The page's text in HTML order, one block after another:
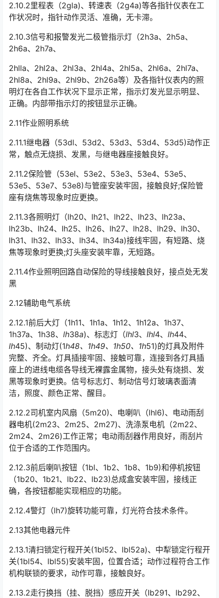
2.10.2里程表（2gla)、转速表（2g4a)等各指针仪表在工
作状况时，指针动作灵活、准确，无卡滞。
2.10.3信号和报警发光二极管指示灯（2h3a、2h5a、
2h6a、2h7a、
2hlla、2hl2a、2hl3a、2hl4a、2hl5a、2hl6a、2hl7a、
2hl8a、2hl9a、2hl9b、2h26a等）及各指针仪表内的照
明灯在各自工作状况下显示正常，指示灯发光显示明显、
正确。内部带指示灯的按钮显示正确。󠅅󠅃󠄵󠅂󠄪󠇖󠆨󠆨󠇕󠆞󠆒󠅬󠇘󠆭󠆘󠇙󠆝󠅵󠇗󠆭󠆁󠄐󠇗󠅹󠅸󠇖󠆍󠅳󠇖󠅹󠅰󠇖󠆌󠅹
2.11作业照明系统
2.11.1继电器（53dl、53d2、53d3、53d4、53d5)动作正
常，触点无烧损、发黑，与继电器座接触良好。
2.11.2保险管（53el、53e2、53e3、53e4、53e5、
53e5、53e7、53e8)与管座安装牢固，接触良好;保险管
座有烧焦等现象时应更换。
2.11.3各照明灯（lh20、lh21、lh22、lh23、lh23a、
lh23b、lh24、Ih25、lh26、lh27、lh28、lh29、lh30、
lh31、lh32、lh33、lh34、lh34a)接线牢固，有短路、烧
焦等现象时更换;灯头座安装牢靠，无短路。󠅅󠅃󠄵󠅂󠄪󠇖󠆨󠆨󠇕󠆞󠆒󠅬󠇘󠆭󠆘󠇙󠆝󠅵󠇗󠆭󠆁󠄐󠇗󠅹󠅸󠇖󠆍󠅳󠇖󠅹󠅰󠇖󠆌󠅹
2.11.4作业照明回路自动保险的导线接触良好，接点处无发
黑
2.12辅助电气系统
2.12.1前后大灯（1h11、1h1a、1h12、1h12a、1h37、
1h37a、1h38、 lh38a)、标志灯（lhl3、 lhl4、 lh44、
lh45)、制动灯(1h48、1h49、1h50、1h51)的灯具及附件
完整、齐全。灯具插接牢固、接触可靠，连接到各灯具插
座上的进线电缆各导线无裸露金属物，接头处有烧损、发
黑等现象时更换。信号标志灯、制动信号灯玻璃表面清
洁，照度、颜色正常、醒目。󠅅󠅃󠄵󠅂󠄪󠇖󠆨󠆨󠇕󠆞󠆒󠅬󠇘󠆭󠆘󠇙󠆝󠅵󠇗󠆭󠆁󠄐󠇗󠅹󠅸󠇖󠆍󠅳󠇖󠅹󠅰󠇖󠆌󠅹
2.12.2司机室内风扇（5m20)、电喇叭（lhl6)、电动雨刮
器电机(2m23、2m25、2m27)、洗涤泵电机（2m22、
2m24、2m26)工作正常；电动雨刮器作用良好，雨刮片
位于合适的工作范围内。󠅅󠅃󠄵󠅂󠄪󠇖󠆨󠆨󠇕󠆞󠆒󠅬󠇘󠆭󠆘󠇙󠆝󠅵󠇗󠆭󠆁󠄐󠇗󠅹󠅸󠇖󠆍󠅳󠇖󠅹󠅰󠇖󠆌󠅹
2.12.3前后喇叭按钮（1bl、1b2、1b8、1b9)和停机按钮
（1b20、1b21、lb22、lb23)总成盒安装牢固，接线正
确，各按钮都能实现相应的功能。󠅅󠅃󠄵󠅂󠄪󠇖󠆨󠆨󠇕󠆞󠆒󠅬󠇘󠆭󠆘󠇙󠆝󠅵󠇗󠆭󠆁󠄐󠇗󠅹󠅸󠇖󠆍󠅳󠇖󠅹󠅰󠇖󠆌󠅹
2.12.4警灯（lh7)旋转功能可靠，灯光符合技术条件。
2.13其他电器元件
2.13.1清扫锁定行程开关(1bl52、lbl52a)、中犁锁定行程开
关(1bl54、lbl55)安装牢固，位置合适；动作过程符合工作
机构联锁的要求，动作可靠，接触良好。󠅅󠅃󠄵󠅂󠄪󠇖󠆨󠆨󠇕󠆞󠆒󠅬󠇘󠆭󠆘󠇙󠆝󠅵󠇗󠆭󠆁󠄐󠇗󠅹󠅸󠇖󠆍󠅳󠇖󠅹󠅰󠇖󠆌󠅹
2.13.2走行换挡（挂、脱挡）感应开关（Ib291、lb292、